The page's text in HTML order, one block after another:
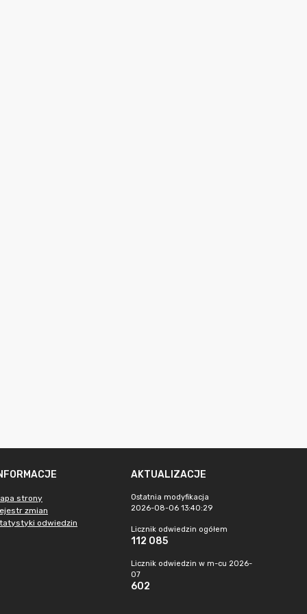
strony
zmian
odwiedzin
AKTUALIZACJE
Ostatnia modyfikacja
2026-08-06 13:40:29
Licznik odwiedzin ogółem
112 085
Licznik odwiedzin w m-cu 2026-
07
602